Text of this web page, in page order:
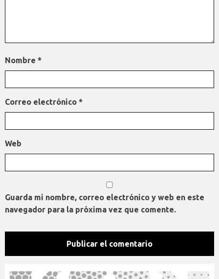
Nombre *
Correo electrónico *
Web
Guarda mi nombre, correo electrónico y web en este
navegador para la próxima vez que comente.